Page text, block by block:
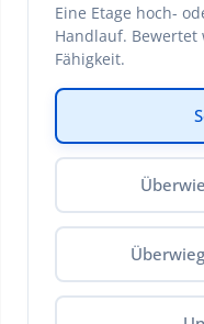
Eine Etage hoch-
Handlauf.
Fähigkeit.